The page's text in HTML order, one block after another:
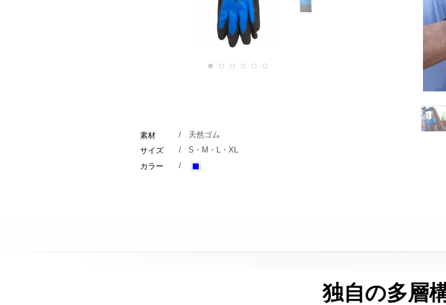
1 2 3 4 5 6
素材 /
天然ゴム
サイズ
/
S・M・L・XL
カラー
/
独自の多層